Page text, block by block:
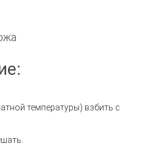
температуры) взбить с